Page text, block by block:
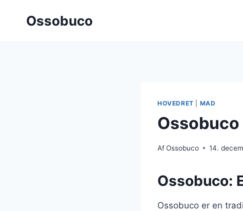
Ossobuco
HOVEDRET MAD
AfOssobuco 14.
Ossobuco:
Ossobuco er en